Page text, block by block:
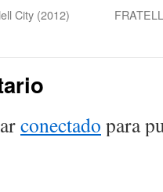
City (2012)
conectado para